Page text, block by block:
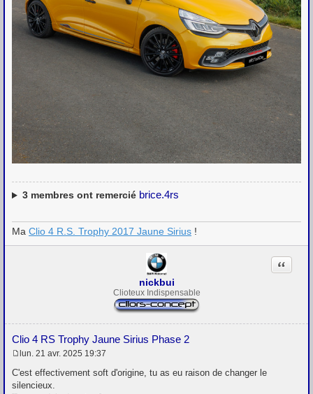
3membres ont remercié brice.4rs
Ma Clio 4 R.S. Trophy 2017 Jaune Sirius !
nickbui
Clioteux Indispensable
Clio 4 RS Trophy Jaune Sirius Phase 2
Citation
e
s
s
lun. 21 avr. 2025 19:37
C'est effectivement soft d'origine, tu as eu raison de changer le
silencieux.